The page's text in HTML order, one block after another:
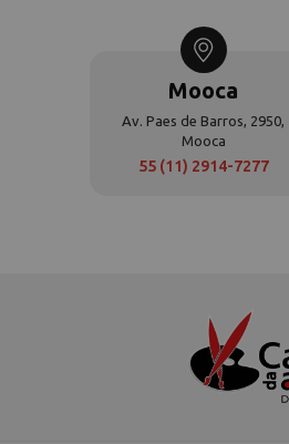
Mooca
Av. Paes de Barros, 2950,
Mooca
55 (11) 2914-7277